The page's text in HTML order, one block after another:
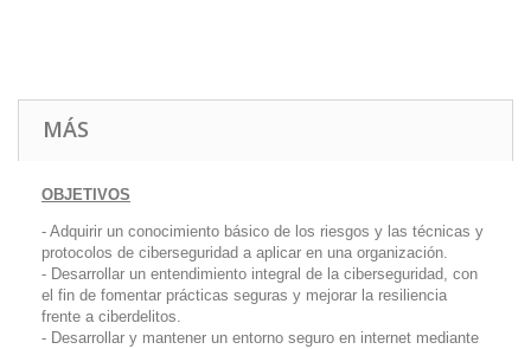
MÁS
OBJETIVOS
- Adquirir un conocimiento básico de los riesgos y las técnicas y
protocolos de ciberseguridad a aplicar en una organización.
- Desarrollar un entendimiento integral de la ciberseguridad, con
el fin de fomentar prácticas seguras y mejorar la resiliencia
frente a ciberdelitos.
- Desarrollar y mantener un entorno seguro en internet mediante